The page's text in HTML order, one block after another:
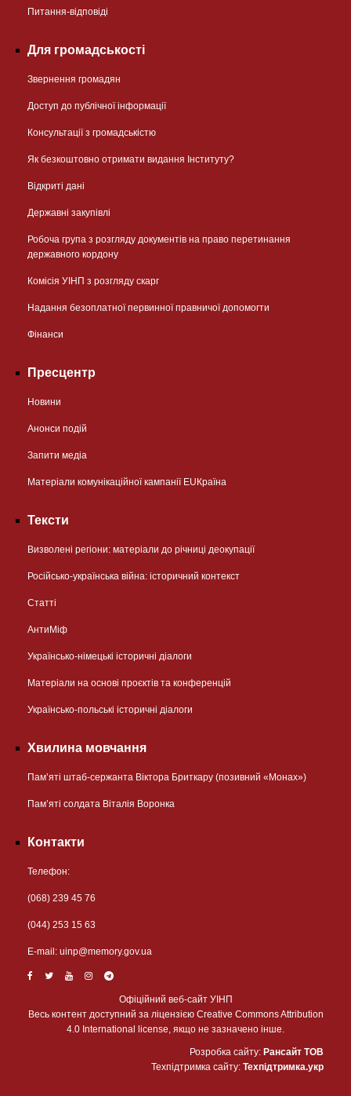
Питання-відповіді
Для громадськості
Звернення громадян
Доступ до публічної інформації
Консультації з громадськістю
Як безкоштовно отримати видання Інституту?
Відкриті дані
Державні закупівлі
Робоча група з розгляду документів на право перетинання
державного кордону
Комісія УІНП з розгляду скарг
Надання безоплатної первинної правничої допомогти
Фінанси
Пресцентр
Новини
Анонси подій
Запити медіа
Матеріали комунікаційної кампанії EUКраїна
Тексти
Визволені регіони: матеріали до річниці деокупації
Російсько-українська війна: історичний контекст
Статті
АнтиМіф
Українсько-німецькі історичні діалоги
Матеріали на основі проєктів та конференцій
Українсько-польські історичні діалоги
Хвилина мовчання
Пам’яті штаб-сержанта Віктора Бриткару (позивний «Монах»)
Пам’яті солдата Віталія Воронка
Контакти
Телефон:
(068) 239 45 76
(044) 253 15 63
Е-mail: uinp@memory.gov.ua
Офіційний веб-сайт УІНП
Весь контент доступний за ліцензією Creative Commons Attribution
4.0 International license, якщо не зазначено інше.
Розробка сайту: Рансайт ТОВ
Техпідтримка сайту: Техпідтримка.укр